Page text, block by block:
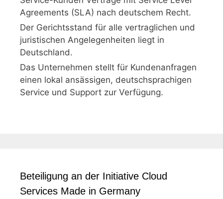
Agreements (SLA) nach deutschem Recht.
Der Gerichtsstand für alle vertraglichen und
juristischen Angelegenheiten liegt in
Deutschland.
Das Unternehmen stellt für Kundenanfragen
einen lokal ansässigen, deutschsprachigen
Service und Support zur Verfügung.
Beteiligung an der Initiative Cloud
Services Made in Germany